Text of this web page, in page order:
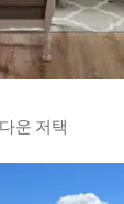
운 저택